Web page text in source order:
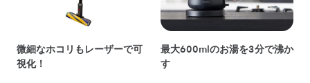
微細なホコリもレーザーで可
視化！
最大600mlのお湯を3分で沸か
す